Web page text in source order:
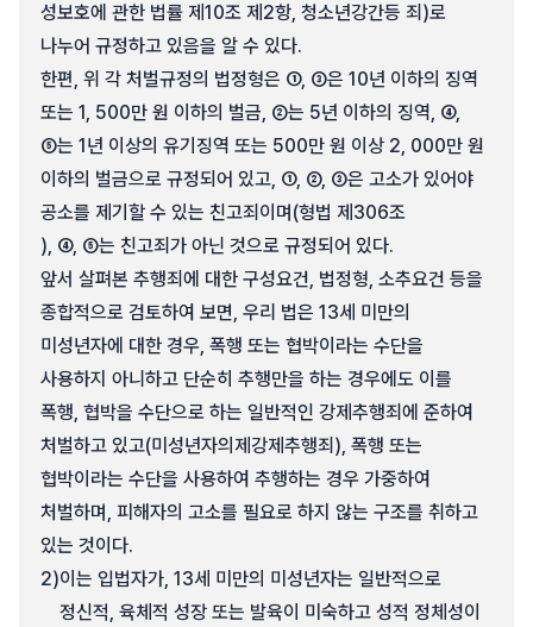
성보호에 관한 법률 제10조 제2항, 청소년강간등 죄)로
나누어 규정하고 있음을 알 수 있다.
한편, 위 각 처벌규정의 법정형은 ①, ③은 10년 이하의 징역
또는 1, 500만 원 이하의 벌금, ②는 5년 이하의 징역, ④,
⑤는 1년 이상의 유기징역 또는 500만 원 이상 2, 000만 원
이하의 벌금으로 규정되어 있고, ①, ②, ③은 고소가 있어야
공소를 제기할 수 있는 친고죄이며(형법 제306조
), ④, ⑤는 친고죄가 아닌 것으로 규정되어 있다.
앞서 살펴본 추행죄에 대한 구성요건, 법정형, 소추요건 등을
종합적으로 검토하여 보면, 우리 법은 13세 미만의
미성년자에 대한 경우, 폭행 또는 협박이라는 수단을
사용하지 아니하고 단순히 추행만을 하는 경우에도 이를
폭행, 협박을 수단으로 하는 일반적인 강제추행죄에 준하여
처벌하고 있고(미성년자의제강제추행죄), 폭행 또는
협박이라는 수단을 사용하여 추행하는 경우 가중하여
처벌하며, 피해자의 고소를 필요로 하지 않는 구조를 취하고
있는 것이다.
2)이는 입법자가, 13세 미만의 미성년자는 일반적으로
정신적, 육체적 성장 또는 발육이 미숙하고 성적 정체성이